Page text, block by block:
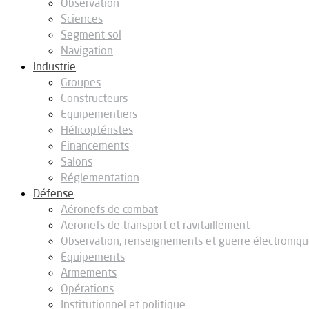
Observation
Sciences
Segment sol
Navigation
Industrie
Groupes
Constructeurs
Equipementiers
Hélicoptéristes
Financements
Salons
Réglementation
Défense
Aéronefs de combat
Aeronefs de transport et ravitaillement
Observation, renseignements et guerre
Equipements
Armements
Opérations
Institutionnel et politique